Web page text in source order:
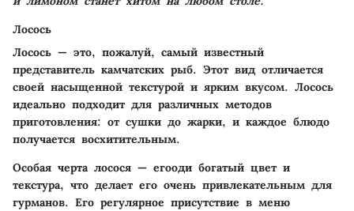
Лосось
Лосось — это, пожалуй, самый известный
представитель камчатских рыб. Этот вид отличается
своей насыщенной текстурой и ярким вкусом. Лосось
идеально подходит для различных методов
приготовления: от сушки до жарки, и каждое блюдо
получается восхитительным.
Особая черта лосося — егооди богатый цвет и
текстура, что делает его очень привлекательным для
гурманов. Его регулярное присутствие в меню